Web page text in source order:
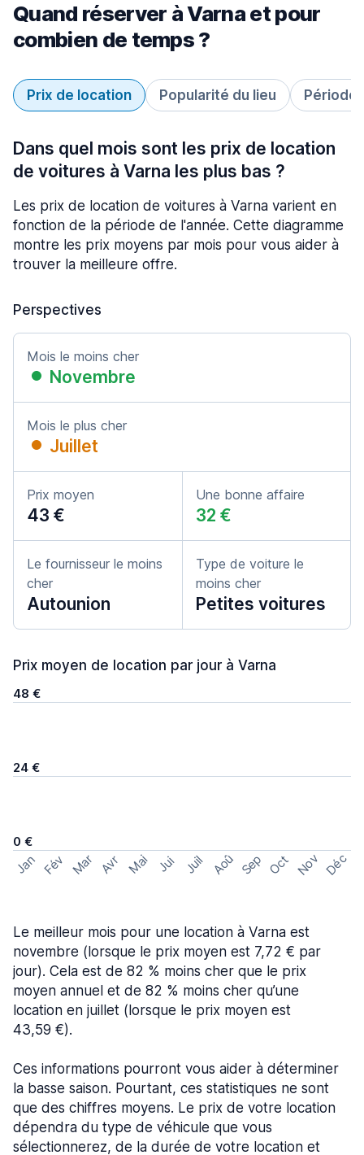
Quand réserver à Varna et pour
combien de temps ?
Prix de location Popularité du lieu Période
Dans quel mois sont les prix de location
de voitures à Varna les plus bas ?
Les prix de location de voitures à Varna varient en
fonction de la période de l'année. Cette diagramme
montre les prix moyens par mois pour vous aider à
trouver la meilleure offre.
Perspectives
Mois le moins cher
Novembre
Mois le plus cher
Juillet
Prix moyen
43 €
Une bonne affaire
32 €
Le fournisseur le moins
cher
Autounion
Type de voiture le
moins cher
Petites voitures
Prix moyen de location par jour à Varna
48 €
24 €
0 €
Jan Fév Mar Avr Mai Jui Juil Aoû Sep Oct Nov Déc
Le meilleur mois pour une location à Varna est
novembre (lorsque le prix moyen est 7,72 € par
jour). Cela est de 82 % moins cher que le prix
moyen annuel et de 82 % moins cher qu’une
location en juillet (lorsque le prix moyen est
43,59 €).
Ces informations pourront vous aider à déterminer
la basse saison. Pourtant, ces statistiques ne sont
que des chiffres moyens. Le prix de votre location
dépendra du type de véhicule que vous
sélectionnerez, de la durée de votre location et